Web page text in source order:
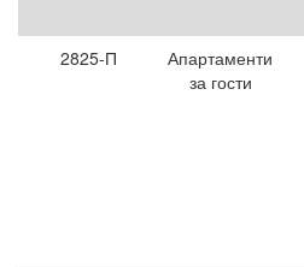
2825-П
Апартаменти
за гости